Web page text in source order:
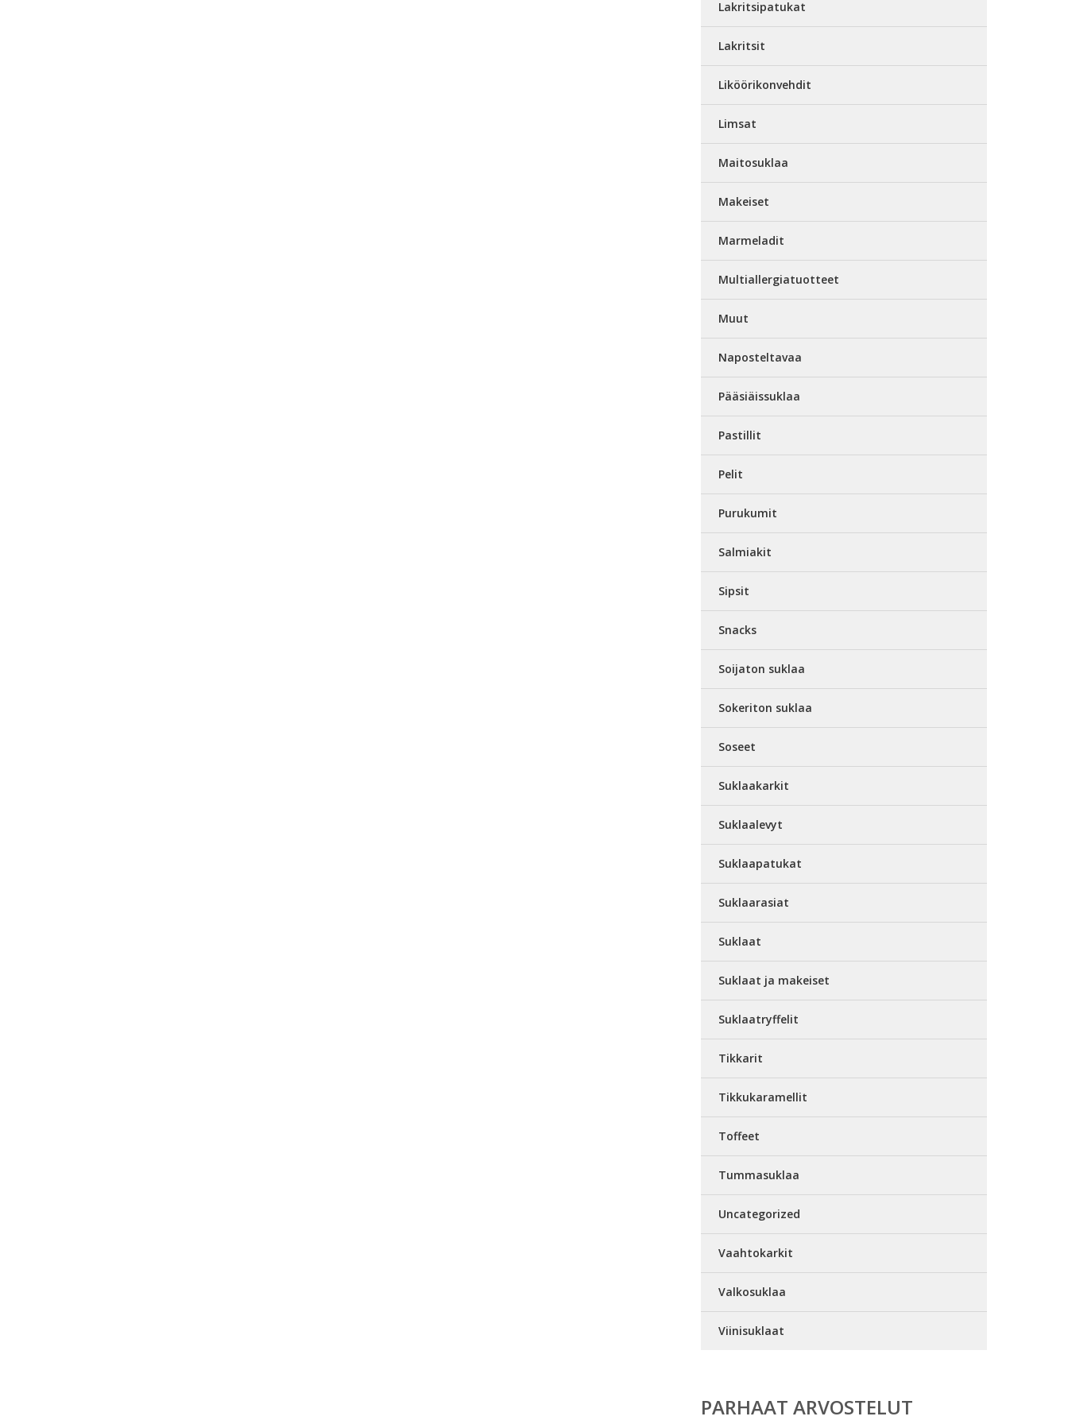
Lakritsipatukat
Lakritsit
Liköörikonvehdit
Limsat
Maitosuklaa
Makeiset
Marmeladit
Multiallergiatuotteet
Muut
Naposteltavaa
Pääsiäissuklaa
Pastillit
Pelit
Purukumit
Salmiakit
Sipsit
Snacks
Soijaton suklaa
Sokeriton suklaa
Soseet
Suklaakarkit
Suklaalevyt
Suklaapatukat
Suklaarasiat
Suklaat
Suklaat ja makeiset
Suklaatryffelit
Tikkarit
Tikkukaramellit
Toffeet
Tummasuklaa
Uncategorized
Vaahtokarkit
Valkosuklaa
Viinisuklaat
PARHAAT ARVOSTELUT